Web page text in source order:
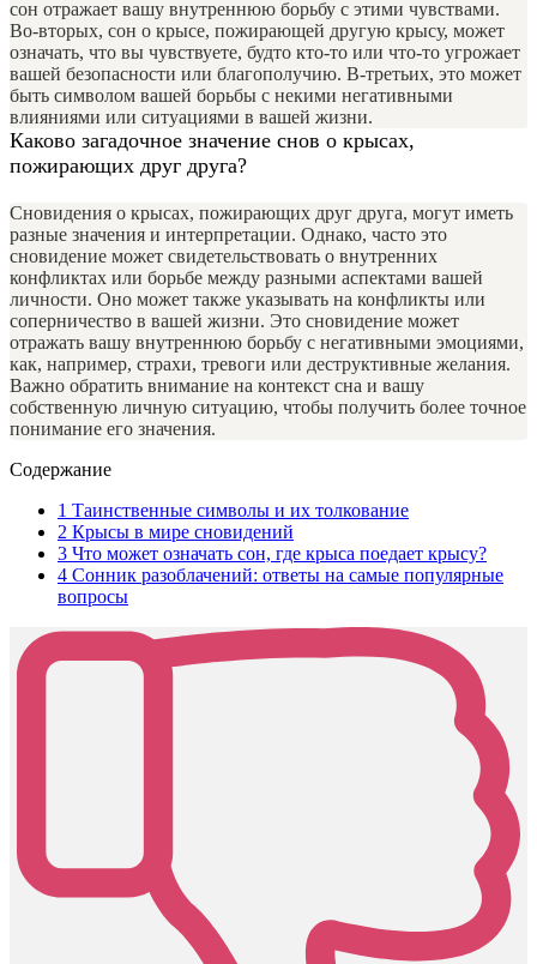
сон отражает вашу внутреннюю борьбу с этими чувствами.
Во-вторых, сон о крысе, пожирающей другую крысу, может
означать, что вы чувствуете, будто кто-то или что-то угрожает
вашей безопасности или благополучию. В-третьих, это может
быть символом вашей борьбы с некими негативными
влияниями или ситуациями в вашей жизни.
Каково загадочное значение снов о крысах,
пожирающих друг друга?
Сновидения о крысах, пожирающих друг друга, могут иметь
разные значения и интерпретации. Однако, часто это
сновидение может свидетельствовать о внутренних
конфликтах или борьбе между разными аспектами вашей
личности. Оно может также указывать на конфликты или
соперничество в вашей жизни. Это сновидение может
отражать вашу внутреннюю борьбу с негативными эмоциями,
как, например, страхи, тревоги или деструктивные желания.
Важно обратить внимание на контекст сна и вашу
собственную личную ситуацию, чтобы получить более точное
понимание его значения.
Содержание
1 Таинственные символы и их толкование
2 Крысы в мире сновидений
3 Что может означать сон, где крыса поедает крысу?
4 Сонник разоблачений: ответы на самые популярные
вопросы